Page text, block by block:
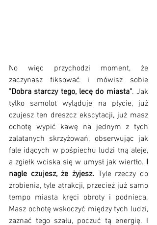
No więc przychodzi moment, że
"Dobra starczy tego, lecę do miasta". Jak
tylko samolot wyląduje na płycie, już
czujesz ten dreszcz ekscytacji, już masz
ochotę wypić kawę na jednym z tych
zalatanych skrzyżowań, obserwując jak
fale idących w pośpiechu ludzi tną aleje,
a zgiełk wciska się w umysł jak wiertło. I
nagle czujesz, że żyjesz. Tyle rzeczy do
zrobienia, tyle atrakcji, przecież już samo
tempo miasta kręci obroty i podnieca.
Masz ochotę wskoczyć między tych ludzi,
zaznać tego szału, poczuć tą energię. I